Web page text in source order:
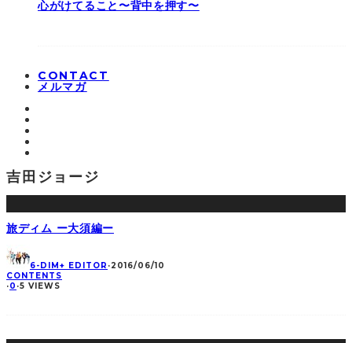
心がけてること〜背中を押す〜
CONTACT
メルマガ
吉田ジョージ
旅ディム ー大須編ー
6-DIM+ EDITOR ·2016/06/10
CONTENTS
·0 ·5 VIEWS